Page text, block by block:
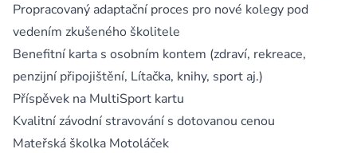
Propracovaný adaptační proces pro nové kolegy pod
vedením zkušeného školitele
Benefitní karta s osobním kontem (zdraví, rekreace,
penzijní připojištění, Lítačka, knihy, sport aj.)
Příspěvek na MultiSport kartu
Kvalitní závodní stravování s dotovanou cenou
Mateřská školka Motoláček